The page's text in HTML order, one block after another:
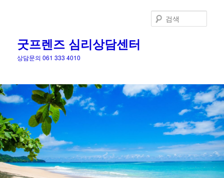
굿프렌즈 심리상담센터
상담문의 061 333 4010
색